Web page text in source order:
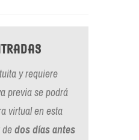
y requiere
previa se podrá
virtual en esta
dos días antes